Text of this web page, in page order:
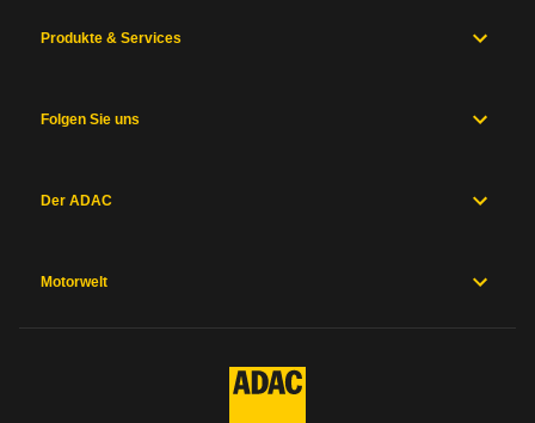
Produkte & Services
Folgen Sie uns
Der ADAC
Motorwelt